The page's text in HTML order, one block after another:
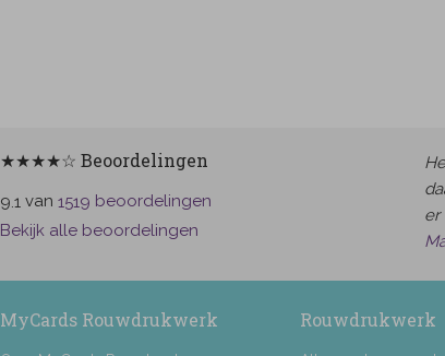
★★★★☆ Beoordelingen
9.1 van 1519 beoordelingen
Bekijk alle beoordelingen
er
MyCards Rouwdrukwerk Rouwdrukwerk